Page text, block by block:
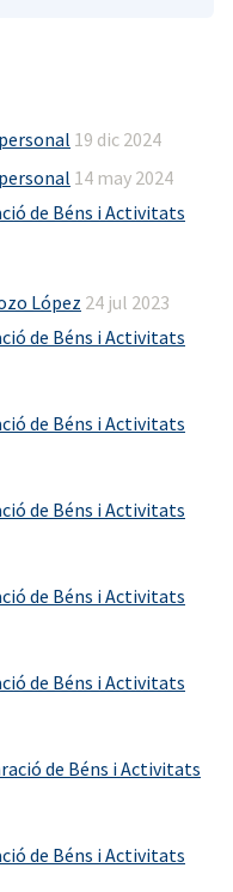
19 dic 2024
14 may 2024
de Béns i Activitats
López 24 jul 2023
de Béns i Activitats
de Béns i Activitats
de Béns i Activitats
de Béns i Activitats
de Béns i Activitats
de Béns i Activitats
de Béns i Activitats